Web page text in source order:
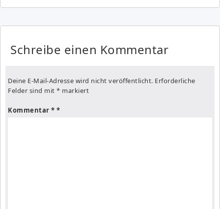
Schreibe einen Kommentar
Deine E-Mail-Adresse wird nicht veröffentlicht. Erforderliche
Felder sind mit * markiert
Kommentar *